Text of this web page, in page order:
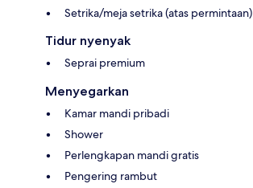
Setrika/meja setrika (atas permintaan)
Tidur nyenyak
Seprai premium
Menyegarkan
Kamar mandi pribadi
Shower
Perlengkapan mandi gratis
Pengering rambut